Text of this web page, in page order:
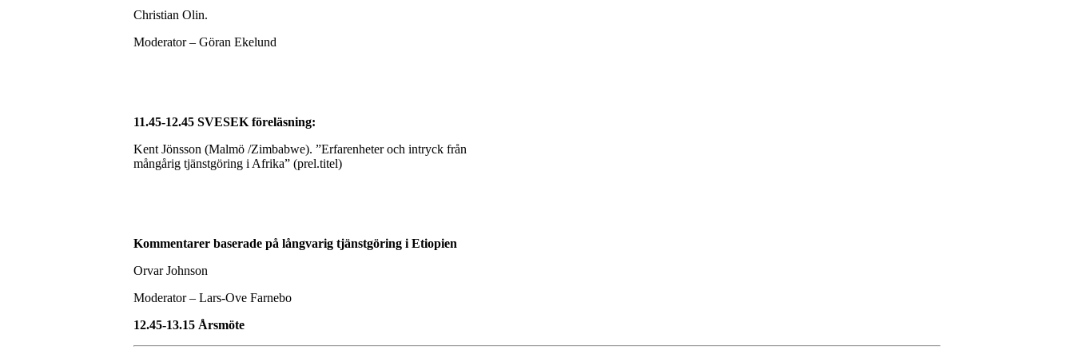
Christian Olin.
Moderator – Göran Ekelund
11.45-12.45 SVESEK föreläsning:
Kent Jönsson (Malmö /Zimbabwe). ”Erfarenheter och intryck från
mångårig tjänstgöring i Afrika” (prel.titel)
Kommentarer baserade på långvarig tjänstgöring i Etiopien
Orvar Johnson
Moderator – Lars-Ove Farnebo
12.45-13.15 Årsmöte